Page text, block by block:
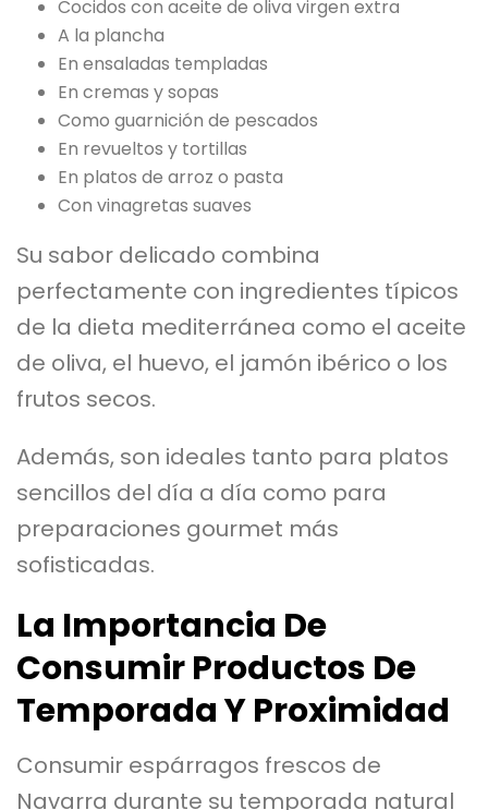
Cocidos con aceite de oliva virgen extra
A la plancha
En ensaladas templadas
En cremas y sopas
Como guarnición de pescados
En revueltos y tortillas
En platos de arroz o pasta
Con vinagretas suaves
Su sabor delicado combina
perfectamente con ingredientes típicos
de la dieta mediterránea como el aceite
de oliva, el huevo, el jamón ibérico o los
frutos secos.
Además, son ideales tanto para platos
sencillos del día a día como para
preparaciones gourmet más
sofisticadas.
La Importancia De
Consumir Productos De
Temporada Y Proximidad
Consumir espárragos frescos de
Navarra durante su temporada natural